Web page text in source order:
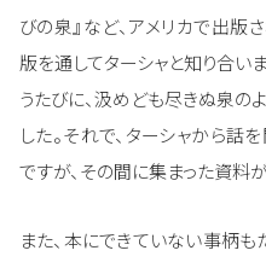
びの泉』など、アメリカで出版
版を通してターシャと知り合い
うたびに、汲めども尽きぬ泉の
した。それで、ターシャから話
ですが、その間に集まった資料
また、本にできていない事柄も